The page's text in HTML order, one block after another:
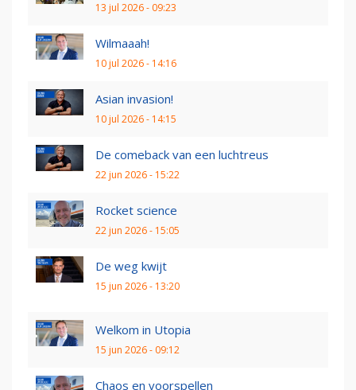
13 jul 2026 - 09:23
Wilmaaah!
10 jul 2026 - 14:16
Asian invasion!
10 jul 2026 - 14:15
De comeback van een luchtreus
22 jun 2026 - 15:22
Rocket science
22 jun 2026 - 15:05
De weg kwijt
15 jun 2026 - 13:20
Welkom in Utopia
15 jun 2026 - 09:12
Chaos en voorspellen